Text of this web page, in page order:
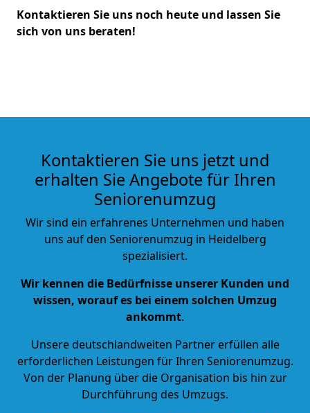
Kontaktieren Sie uns noch heute und lassen Sie
sich von uns beraten!
Kontaktieren Sie uns jetzt und
erhalten Sie Angebote für Ihren
Seniorenumzug
Wir sind ein erfahrenes Unternehmen und haben
uns auf den Seniorenumzug in Heidelberg
spezialisiert.
Wir kennen die Bedürfnisse unserer Kunden und
wissen, worauf es bei einem solchen Umzug
ankommt.
Unsere deutschlandweiten Partner erfüllen alle
erforderlichen Leistungen für Ihren Seniorenumzug.
Von der Planung über die Organisation bis hin zur
Durchführung des Umzugs.